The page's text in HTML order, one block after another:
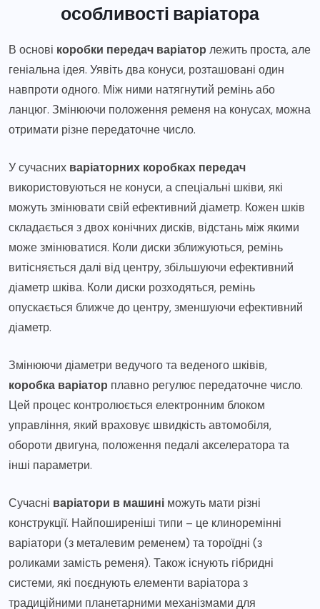
особливості варіатора
В основі коробки передач варіатор лежить проста, але
геніальна ідея. Уявіть два конуси, розташовані один
навпроти одного. Між ними натягнутий ремінь або
ланцюг. Змінюючи положення ременя на конусах, можна
отримати різне передаточне число.
У сучасних варіаторних коробках передач
використовуються не конуси, а спеціальні шківи, які
можуть змінювати свій ефективний діаметр. Кожен шків
складається з двох конічних дисків, відстань між якими
може змінюватися. Коли диски зближуються, ремінь
витісняється далі від центру, збільшуючи ефективний
діаметр шківа. Коли диски розходяться, ремінь
опускається ближче до центру, зменшуючи ефективний
діаметр.
Змінюючи діаметри ведучого та веденого шківів,
коробка варіатор плавно регулює передаточне число.
Цей процес контролюється електронним блоком
управління, який враховує швидкість автомобіля,
обороти двигуна, положення педалі акселератора та
інші параметри.
Сучасні варіатори в машині можуть мати різні
конструкції. Найпоширеніші типи – це клиноремінні
варіатори (з металевим ременем) та тороїдні (з
роликами замість ременя). Також існують гібридні
системи, які поєднують елементи варіатора з
традиційними планетарними механізмами для